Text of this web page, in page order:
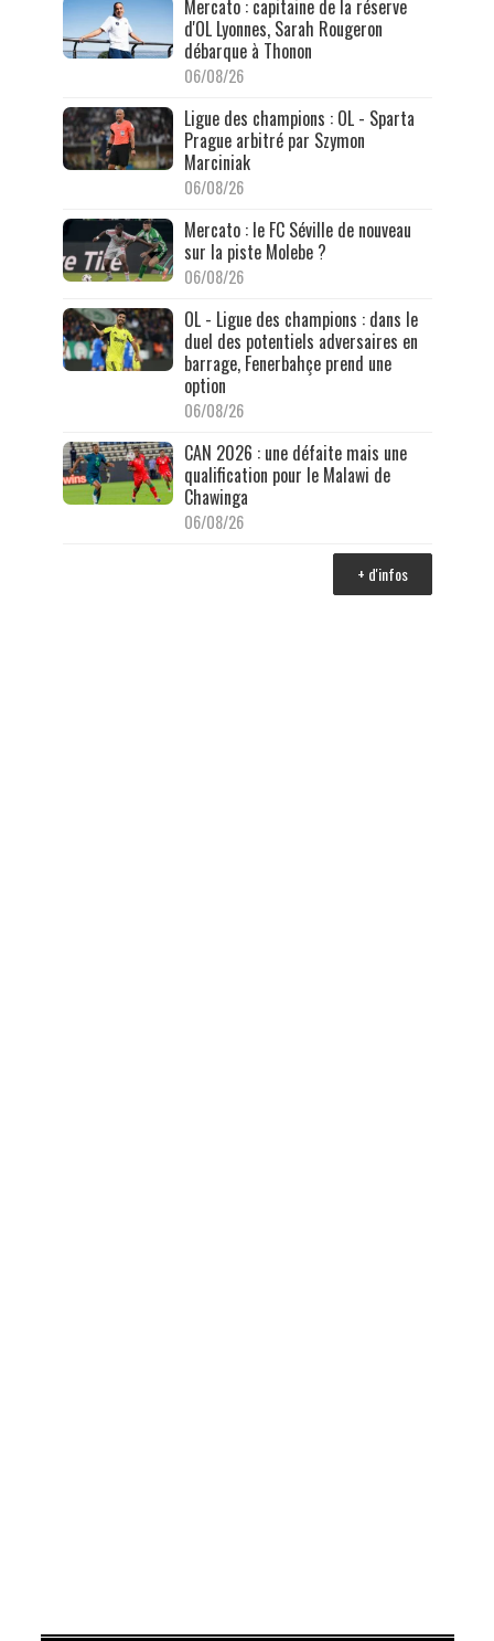
Mercato : capitaine de la réserve
d'OL Lyonnes, Sarah Rougeron
débarque à Thonon
06/08/26
Ligue des champions : OL - Sparta
Prague arbitré par Szymon
Marciniak
06/08/26
Mercato : le FC Séville de nouveau
sur la piste Molebe ?
06/08/26
OL - Ligue des champions : dans le
duel des potentiels adversaires en
barrage, Fenerbahçe prend une
option
06/08/26
CAN 2026 : une défaite mais une
qualification pour le Malawi de
Chawinga
06/08/26
+ d'infos